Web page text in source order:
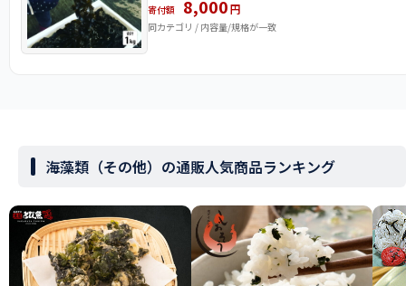
寄付額 8,000円
同カテゴリ / 内容量/規格が一致
海藻類（その他）の通販人気商品ランキング